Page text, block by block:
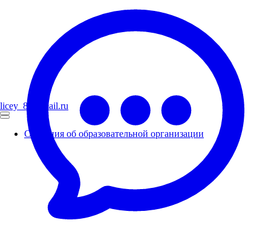
licey_82@mail.ru
Сведения об образовательной организации